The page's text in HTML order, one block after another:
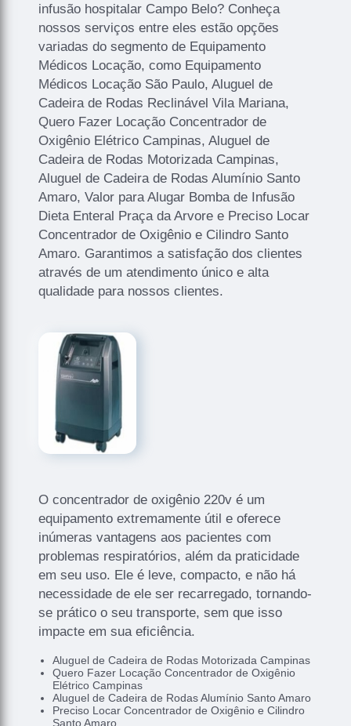
infusão hospitalar Campo Belo? Conheça
nossos serviços entre eles estão opções
variadas do segmento de Equipamento
Médicos Locação, como Equipamento
Médicos Locação São Paulo, Aluguel de
Cadeira de Rodas Reclinável Vila Mariana,
Quero Fazer Locação Concentrador de
Oxigênio Elétrico Campinas, Aluguel de
Cadeira de Rodas Motorizada Campinas,
Aluguel de Cadeira de Rodas Alumínio Santo
Amaro, Valor para Alugar Bomba de Infusão
Dieta Enteral Praça da Arvore e Preciso Locar
Concentrador de Oxigênio e Cilindro Santo
Amaro. Garantimos a satisfação dos clientes
através de um atendimento único e alta
qualidade para nossos clientes.
O concentrador de oxigênio 220v é um
equipamento extremamente útil e oferece
inúmeras vantagens aos pacientes com
problemas respiratórios, além da praticidade
em seu uso. Ele é leve, compacto, e não há
necessidade de ele ser recarregado, tornando-
se prático o seu transporte, sem que isso
impacte em sua eficiência.
Aluguel de Cadeira de Rodas Motorizada Campinas
Quero Fazer Locação Concentrador de Oxigênio
Elétrico Campinas
Aluguel de Cadeira de Rodas Alumínio Santo Amaro
Preciso Locar Concentrador de Oxigênio e Cilindro
Santo Amaro